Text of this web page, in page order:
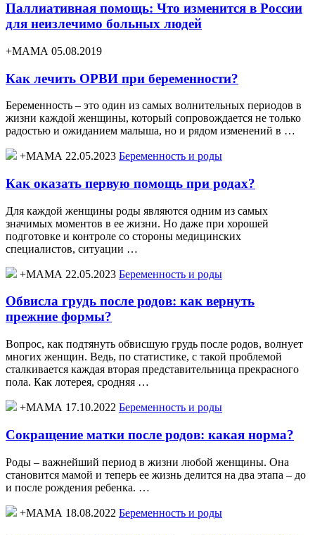
Паллиативная помощь: Что изменится в России
для неизлечимо больных людей
+МАМА 05.08.2019
Как лечить ОРВИ при беременности?
Беременность – это один из самых волнительных периодов в
жизни каждой женщины, который сопровождается не только
радостью и ожиданием малыша, но и рядом изменений в …
+МАМА 22.05.2023 Беременность и роды
Как оказать первую помощь при родах?
Для каждой женщины роды являются одним из самых
значимых моментов в ее жизни. Но даже при хорошей
подготовке и контроле со стороны медицинских
специалистов, ситуации …
+МАМА 22.05.2023 Беременность и роды
Обвисла грудь после родов: как вернуть
прежние формы?
Вопрос, как подтянуть обвисшую грудь после родов, волнует
многих женщин. Ведь, по статистике, с такой проблемой
сталкивается каждая вторая представительница прекрасного
пола. Как лотерея, сродняя …
+МАМА 17.10.2022 Беременность и роды
Сокращение матки после родов: какая норма?
Роды – важнейший период в жизни любой женщины. Она
становится мамой и теперь ее жизнь делится на два этапа – до
и после рождения ребенка. …
+МАМА 18.08.2022 Беременность и роды